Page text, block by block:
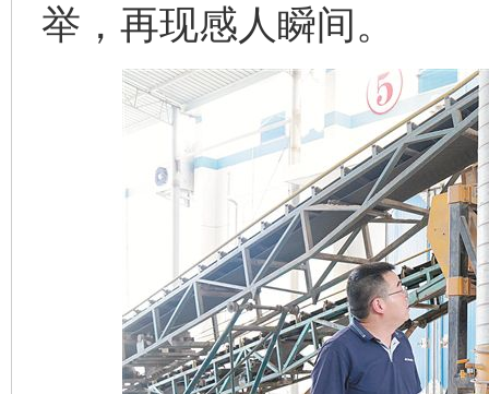
举，再现感人瞬间。